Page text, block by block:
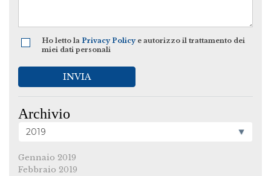
Ho letto la Privacy Policye autorizzo il trattamento dei
miei dati personali
INVIA
Archivio
Gennaio 2019
Febbraio 2019